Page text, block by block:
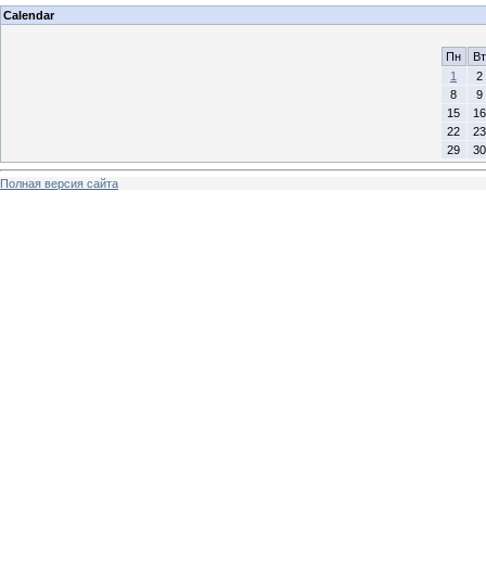
Calendar
Пн
Вт
1
2
8
9
15
16
22
23
29
30
Полная версия сайта